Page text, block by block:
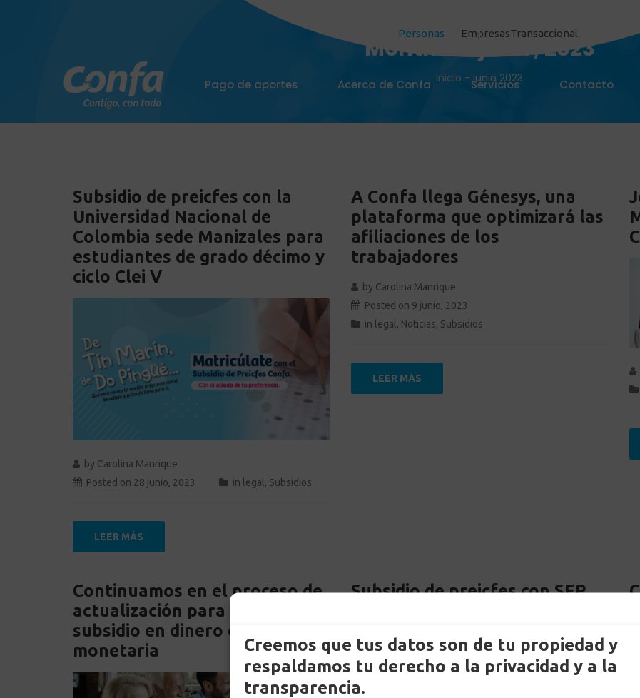
Creemos que tus datos son de tu propiedad y
respaldamos tu derecho a la privacidad y a la
transparencia.
Personas EmpresasTransaccional
Pago de aportes Acerca de Confa Servicios Contacto
Month:28 junio, 2023
Inicio -junio 2023
Subsidio de preicfes con la
Universidad Nacional de
Colombia sede Manizales para
estudiantes de grado décimo y
ciclo Clei V
by Carolina Manrique
Posted on 28 junio, 2023 in legal, Subsidios
LEER MÁS
A Confa llega Génesys, una
plataforma que optimizará las
afiliaciones de los
trabajadores
by Carolina Manrique
Posted on 9 junio, 2023
in legal , Noticias, Subsidios
LEER MÁS
Continuamos en el proceso de
actualización para el pago del
subsidio en dinero cuota
monetaria
Subsidio de preicfes con SEP